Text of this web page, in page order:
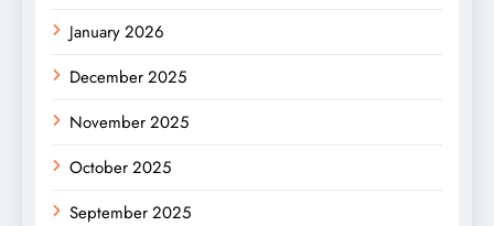
January 2026
December 2025
November 2025
October 2025
September 2025